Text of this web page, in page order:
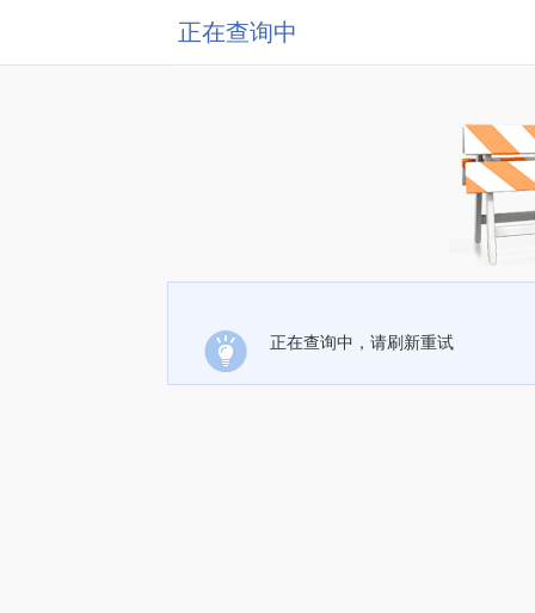
正在查询中
正在查询中，请刷新重试